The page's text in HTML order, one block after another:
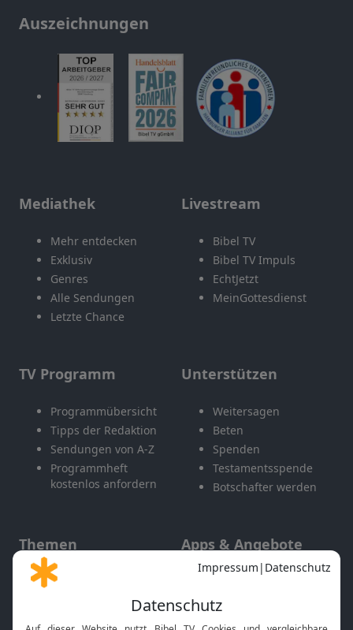
Auszeichnungen
Mediathek
Mehr entdecken
Exklusiv
Genres
Alle Sendungen
Letzte Chance
Livestream
Bibel TV
Bibel TV Impuls
EchtJetzt
MeinGottesdienst
TV Programm
Programmübersicht
Tipps der Redaktion
Sendungen von A-Z
Programmheft
kostenlos anfordern
Unterstützen
Weitersagen
Beten
Spenden
Testamentsspende
Botschafter werden
Themen
Gott und Bibel erklärt
Apps & Angebote
Mobile App